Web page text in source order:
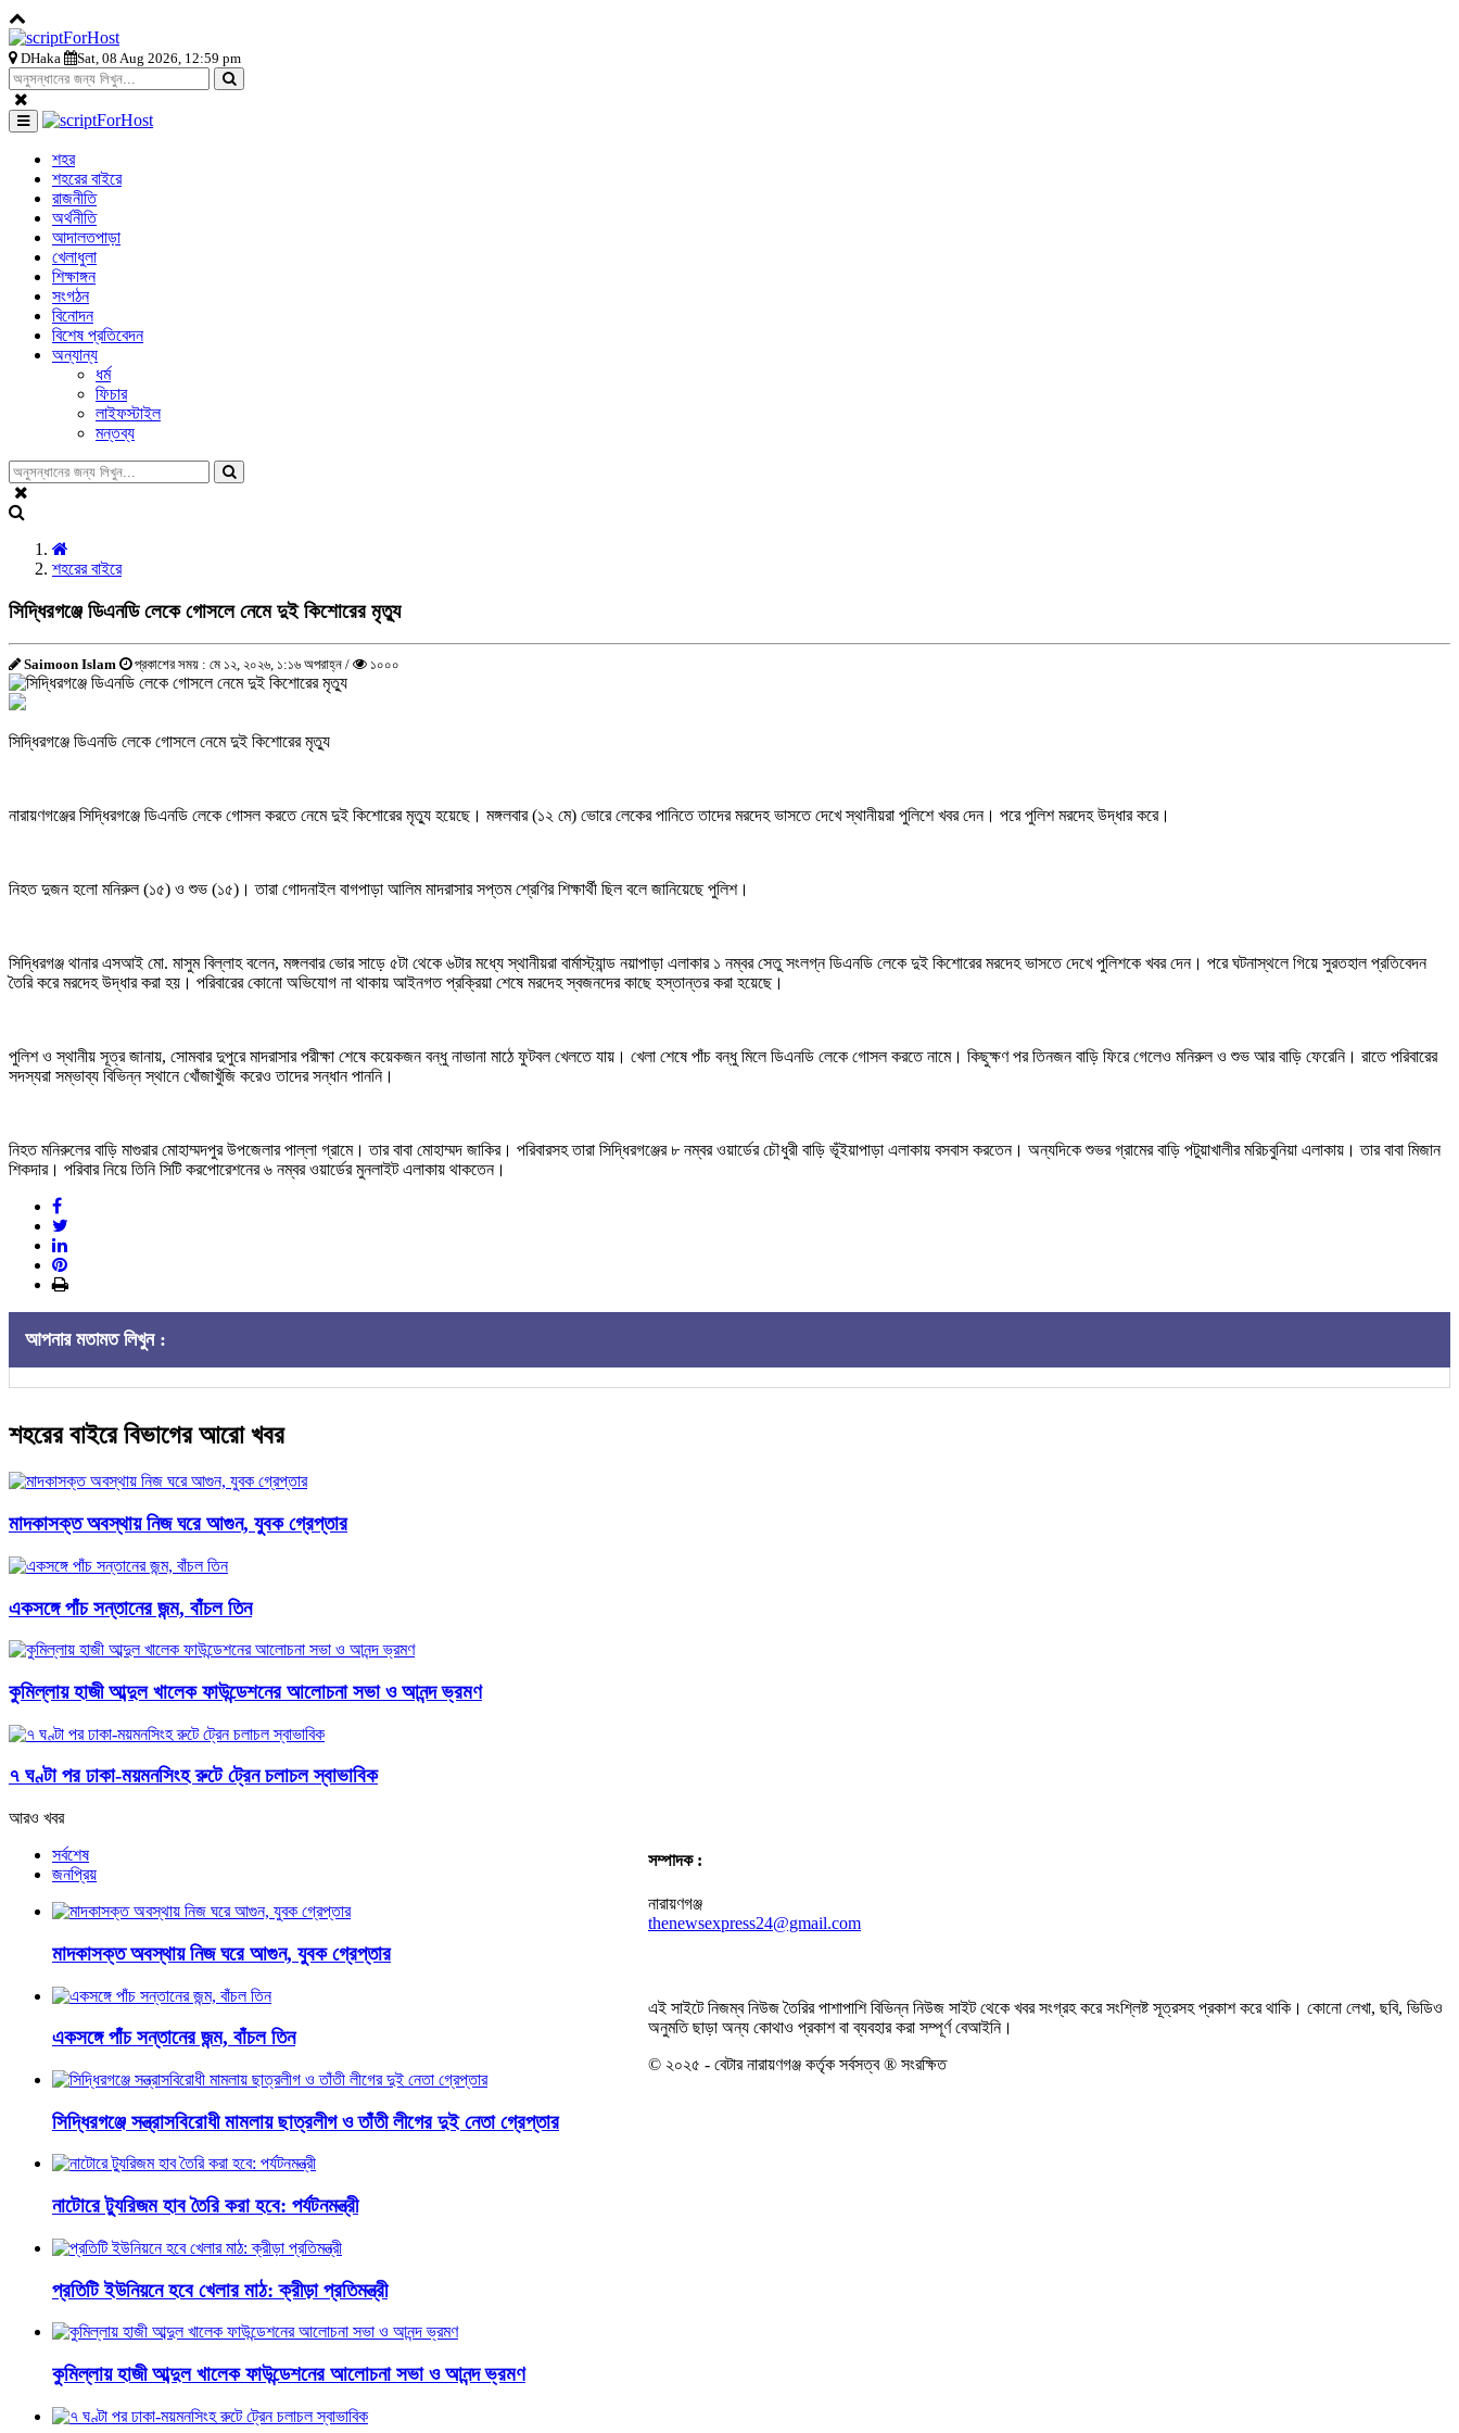
DHaka Sat, 08 Aug 2026, 12:59 pm
শহর
শহরের বাইরে
রাজনীতি
অর্থনীতি
আদালতপাড়া
খেলাধুলা
শিক্ষাঙ্গন
সংগঠন
বিনোদন
বিশেষ প্রতিবেদন
অন্যান্য
ধর্ম
ফিচার
লাইফস্টাইল
মন্তব্য
শহরের বাইরে
সিদ্ধিরগঞ্জে ডিএনডি লেকে গোসলে নেমে দুই কিশোরের মৃত্যু
Saimoon Islam প্রকাশের সময় : মে ১২, ২০২৬, ১:১৬ অপরাহ্ন / ১০০০
সিদ্ধিরগঞ্জে ডিএনডি লেকে গোসলে নেমে দুই কিশোরের মৃত্যু
নারায়ণগঞ্জের সিদ্ধিরগঞ্জে ডিএনডি লেকে গোসল করতে নেমে দুই কিশোরের মৃত্যু হয়েছে। মঙ্গলবার (১২ মে) ভোরে লেকের পানিতে তাদের মরদেহ ভাসতে দেখে স্থানীয়রা পুলিশে খবর দেন। পরে পুলিশ মরদেহ উদ্ধার করে।
নিহত দুজন হলো মনিরুল (১৫) ও শুভ (১৫)। তারা গোদনাইল বাগপাড়া আলিম মাদরাসার সপ্তম শ্রেণির শিক্ষার্থী ছিল বলে জানিয়েছে পুলিশ।
সিদ্ধিরগঞ্জ থানার এসআই মো. মাসুম বিল্লাহ বলেন, মঙ্গলবার ভোর সাড়ে ৫টা থেকে ৬টার মধ্যে স্থানীয়রা বার্মাস্ট্যান্ড নয়াপাড়া এলাকার ১ নম্বর সেতু সংলগ্ন ডিএনডি লেকে দুই কিশোরের মরদেহ ভাসতে দেখে পুলিশকে খবর দেন। পরে ঘটনাস্থলে গিয়ে সুরতহাল প্রতিবেদন
তৈরি করে মরদেহ উদ্ধার করা হয়। পরিবারের কোনো অভিযোগ না থাকায় আইনগত প্রক্রিয়া শেষে মরদেহ স্বজনদের কাছে হস্তান্তর করা হয়েছে।
পুলিশ ও স্থানীয় সূত্র জানায়, সোমবার দুপুরে মাদরাসার পরীক্ষা শেষে কয়েকজন বন্ধু নাভানা মাঠে ফুটবল খেলতে যায়। খেলা শেষে পাঁচ বন্ধু মিলে ডিএনডি লেকে গোসল করতে নামে। কিছুক্ষণ পর তিনজন বাড়ি ফিরে গেলেও মনিরুল ও শুভ আর বাড়ি ফেরেনি। রাতে পরিবারের
সদস্যরা সম্ভাব্য বিভিন্ন স্থানে খোঁজাখুঁজি করেও তাদের সন্ধান পাননি।
নিহত মনিরুলের বাড়ি মাগুরার মোহাম্মদপুর উপজেলার পাল্লা গ্রামে। তার বাবা মোহাম্মদ জাকির। পরিবারসহ তারা সিদ্ধিরগঞ্জের ৮ নম্বর ওয়ার্ডের চৌধুরী বাড়ি ভূঁইয়াপাড়া এলাকায় বসবাস করতেন। অন্যদিকে শুভর গ্রামের বাড়ি পটুয়াখালীর মরিচবুনিয়া এলাকায়। তার বাবা মিজান
শিকদার। পরিবার নিয়ে তিনি সিটি করপোরেশনের ৬ নম্বর ওয়ার্ডের মুনলাইট এলাকায় থাকতেন।
আপনার মতামত লিখুন :
শহরের বাইরে বিভাগের আরো খবর
মাদকাসক্ত অবস্থায় নিজ ঘরে আগুন, যুবক গ্রেপ্তার
একসঙ্গে পাঁচ সন্তানের জন্ম, বাঁচল তিন
কুমিল্লায় হাজী আব্দুল খালেক ফাউন্ডেশনের আলোচনা সভা ও আনন্দ ভ্রমণ
৭ ঘণ্টা পর ঢাকা-ময়মনসিংহ রুটে ট্রেন চলাচল স্বাভাবিক
আরও খবর
সর্বশেষ
জনপ্রিয়
মাদকাসক্ত অবস্থায় নিজ ঘরে আগুন, যুবক গ্রেপ্তার
একসঙ্গে পাঁচ সন্তানের জন্ম, বাঁচল তিন
সিদ্ধিরগঞ্জে সন্ত্রাসবিরোধী মামলায় ছাত্রলীগ ও তাঁতী লীগের দুই নেতা গ্রেপ্তার
নাটোরে ট্যুরিজম হাব তৈরি করা হবে: পর্যটনমন্ত্রী
প্রতিটি ইউনিয়নে হবে খেলার মাঠ: ক্রীড়া প্রতিমন্ত্রী
কুমিল্লায় হাজী আব্দুল খালেক ফাউন্ডেশনের আলোচনা সভা ও আনন্দ ভ্রমণ
সম্পাদক :
নারায়ণগঞ্জ
thenewsexpress24@gmail.com
এই সাইটে নিজম্ব নিউজ তৈরির পাশাপাশি বিভিন্ন নিউজ সাইট থেকে খবর সংগ্রহ করে সংশ্লিষ্ট সূত্রসহ প্রকাশ করে থাকি। কোনো লেখা, ছবি, ভিডিও
অনুমতি ছাড়া অন্য কোথাও প্রকাশ বা ব্যবহার করা সম্পূর্ণ বেআইনি।
© ২০২৫ - বেটার নারায়ণগঞ্জ কর্তৃক সর্বসত্ব ® সংরক্ষিত